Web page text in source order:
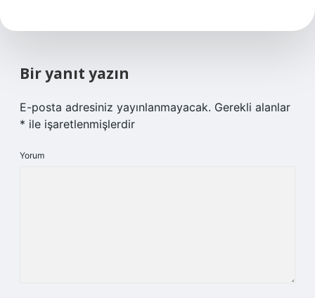
Bir yanıt yazın
E-posta adresiniz yayınlanmayacak. Gerekli alanlar
* ile işaretlenmişlerdir
Yorum